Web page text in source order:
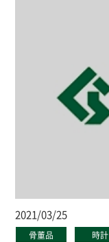
2021/03/25
骨董品 時計